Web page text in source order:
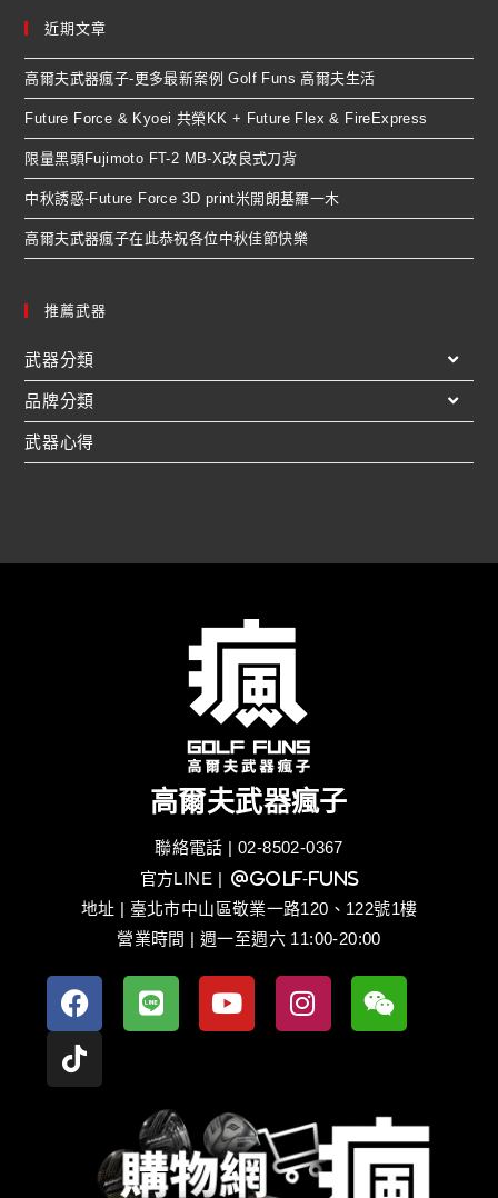
近期文章
高爾夫武器瘋子-更多最新案例 Golf Funs 高爾夫生活
Future Force & Kyoei 共榮KK + Future Flex & FireExpress
限量黑頭Fujimoto FT-2 MB-X改良式刀背
中秋誘惑-Future Force 3D print米開朗基羅一木
高爾夫武器瘋子在此恭祝各位中秋佳節快樂
推薦武器
武器分類
品牌分類
武器心得
高爾夫武器瘋子
聯絡電話 | 02-8502-0367
官方LINE | @golf-funs
地址 | 臺北市中山區敬業一路120、122號1樓
營業時間 | 週一至週六 11:00-20:00